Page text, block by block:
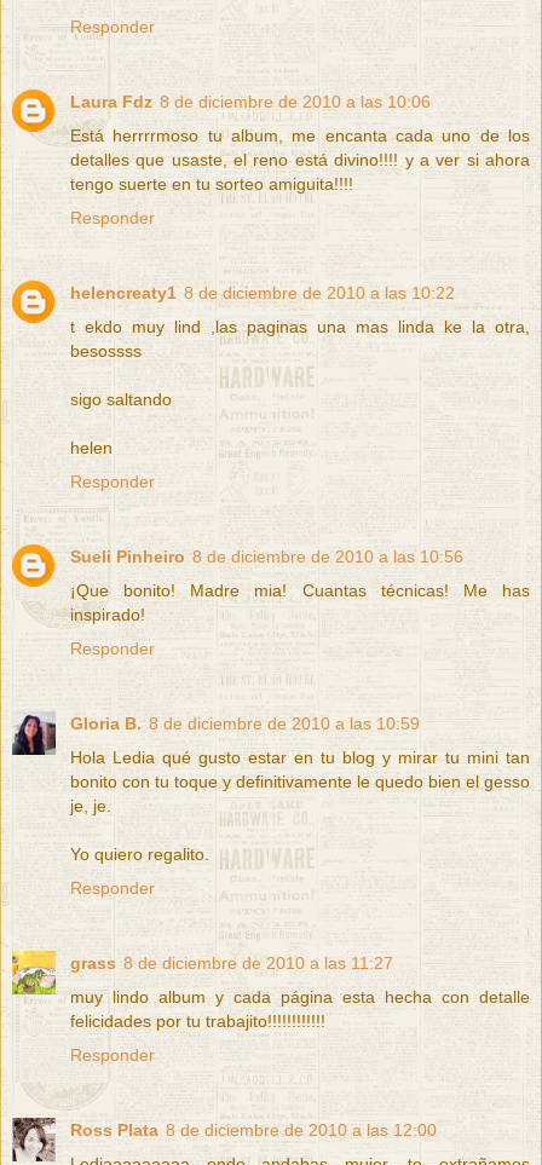
Responder
Laura Fdz 8 de diciembre de 2010 a las 10:06
Está herrrrmoso tu album, me encanta cada uno de los
detalles que usaste, el reno está divino!!!! y a ver si ahora
tengo suerte en tu sorteo amiguita!!!!
Responder
helencreaty1 8 de diciembre de 2010 a las 10:22
t ekdo muy lind ,las paginas una mas linda ke la otra,
besossss
sigo saltando
helen
Responder
Sueli Pinheiro 8 de diciembre de 2010 a las 10:56
¡Que bonito! Madre mia! Cuantas técnicas! Me has
inspirado!
Responder
Gloria B. 8 de diciembre de 2010 a las 10:59
Hola Ledia qué gusto estar en tu blog y mirar tu mini tan
bonito con tu toque y definitivamente le quedo bien el gesso
je, je.
Yo quiero regalito.
Responder
grass 8 de diciembre de 2010 a las 11:27
muy lindo album y cada página esta hecha con detalle
felicidades por tu trabajito!!!!!!!!!!!!
Responder
Ross Plata 8 de diciembre de 2010 a las 12:00